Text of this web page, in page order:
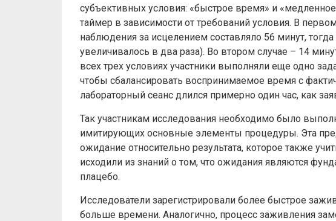
субъективных условия: «быстрое время» и
таймер в зависимости от требований условия. В
наблюдения за исцелением составляло 56 минут,
увеличивалось в два раза). Во втором случае – 14
всех трех условиях участники выполняли еще одно
чтобы сбалансировать воспринимаемое время с
лабораторный сеанс длился примерно один час, как
Так участникам исследования необходимо было
имитирующих основные элементы процедуры. Эта
ожидание относительно результата, которое также
исходили из знаний о том, что ожидания являются
плацебо.
Исследователи зарегистрировали более быстрое
больше времени. Аналогично, процесс заживления